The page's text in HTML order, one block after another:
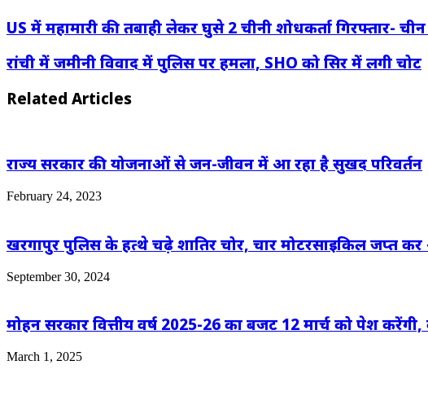
US में महामारी की तबाही लेकर घुसे 2 चीनी शोधकर्ता गिरफ्तार-
रांची में जमीनी विवाद में पुलिस पर हमला, SHO को सिर में लगी चोट
Related Articles
राज्य सरकार की योजनाओं से जन-जीवन में आ रहा है सुखद परिवर्तन
February 24, 2023
खरगापुर पुलिस के हत्थे चढ़े शातिर चोर, चार मोटरसाइकिल जप्त कर
September 30, 2024
मोहन सरकार वित्तीय वर्ष 2025-26 का बजट 12 मार्च को पेश
March 1, 2025